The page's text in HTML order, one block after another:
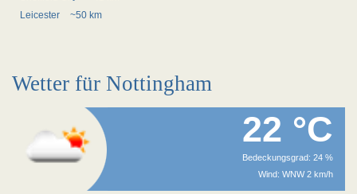
Leicester
~50 km
Wetter für Nottingham
22 °C
Bedeckungsgrad: 24 %
Wind: WNW 2 km/h